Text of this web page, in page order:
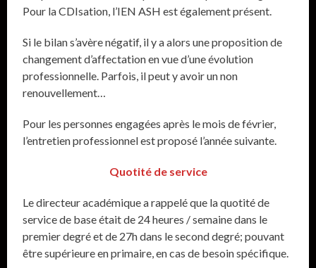
Pour la CDIsation, l’IEN ASH est également présent.
Si le bilan s’avère négatif, il y a alors une proposition de
changement d’affectation en vue d’une évolution
professionnelle. Parfois, il peut y avoir un non
renouvellement…
Pour les personnes engagées après le mois de février,
l’entretien professionnel est proposé l’année suivante.
Quotité de service
Le directeur académique a rappelé que la quotité de
service de base était de 24 heures / semaine dans le
premier degré et de 27h dans le second degré; pouvant
être supérieure en primaire, en cas de besoin spécifique.